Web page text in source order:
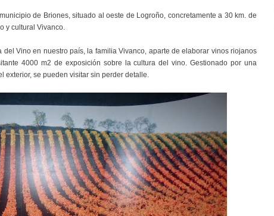
de Briones, situado al oeste de Logroño, concretamente a 30 km. de
y cultural Vivanco.
Vino en nuestro país, la familia Vivanco, aparte de elaborar vinos riojanos
4000 m2 de exposición sobre la cultura del vino. Gestionado por una
exterior, se pueden visitar sin perder detalle.